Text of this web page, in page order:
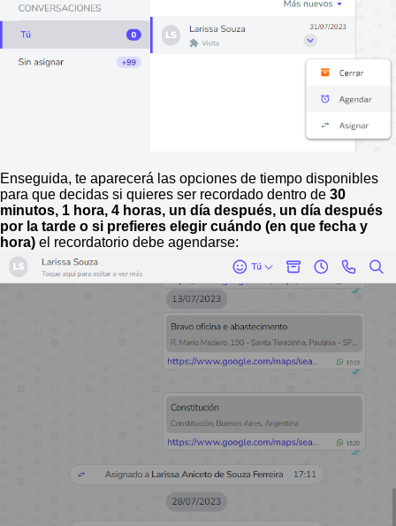
Enseguida, te aparecerá las opciones de tiempo disponibles
para que decidas si quieres ser recordado dentro de 30
minutos, 1 hora, 4 horas, un día después, un día después
por la tarde o si prefieres elegir cuándo (en que fecha y
hora) el recordatorio debe agendarse: